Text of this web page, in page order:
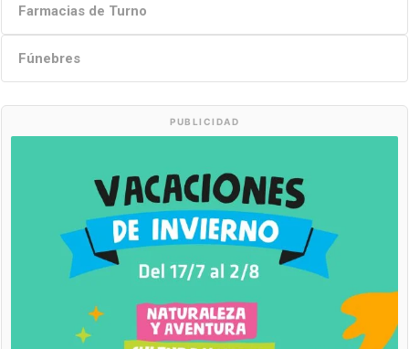
Farmacias de Turno
Fúnebres
PUBLICIDAD